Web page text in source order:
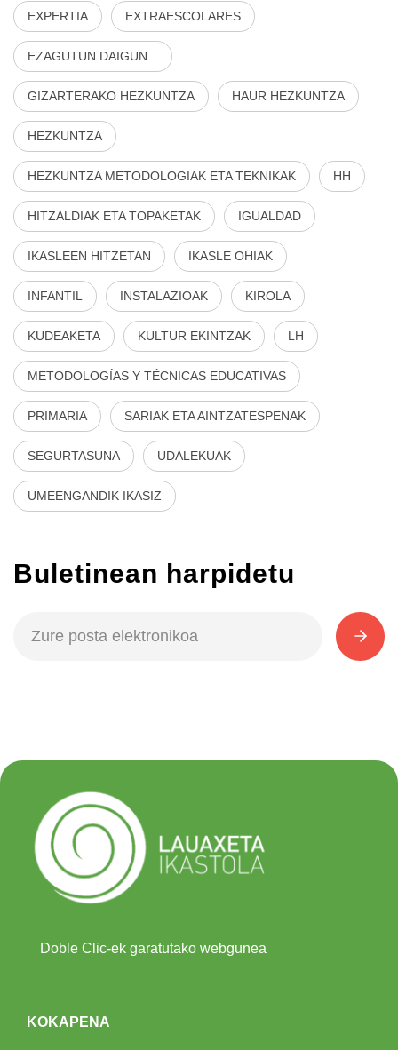
EXPERTIA EXTRAESCOLARES
EZAGUTUN DAIGUN...
GIZARTERAKO HEZKUNTZA HAUR HEZKUNTZA
HEZKUNTZA
HEZKUNTZA METODOLOGIAK ETA TEKNIKAK HH
HITZALDIAK ETA TOPAKETAK IGUALDAD
IKASLEEN HITZETAN IKASLE OHIAK
INFANTIL INSTALAZIOAK KIROLA
KUDEAKETA KULTUR EKINTZAK LH
METODOLOGÍAS Y TÉCNICAS EDUCATIVAS
PRIMARIA SARIAK ETA AINTZATESPENAK
SEGURTASUNA UDALEKUAK
UMEENGANDIK IKASIZ
Buletinean harpidetu
Doble Clic-ek garatutako webgunea
KOKAPENA